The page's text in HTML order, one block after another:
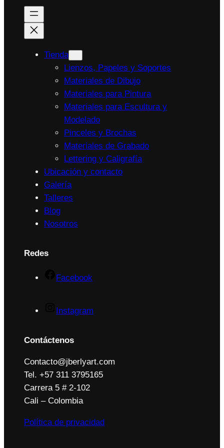
Tienda
Lienzos, Papeles y Soportes
Materiales de Dibujo
Materiales para Pintura
Materiales para Escultura y
Modelado
Pinceles y Brochas
Materiales de Grabado
Lettering y Caligrafía
Ubicación y contacto
Galería
Talleres
Blog
Nosotros
Redes
Facebook
Instagram
Contáctenos
Contacto@jberlyart.com
Tel. +57 311 3795165
Carrera 5 # 2-102
Cali – Colombia
Política de privacidad